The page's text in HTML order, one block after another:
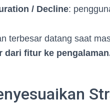
/ Decline:
terbesar datang saat
dari fitur ke